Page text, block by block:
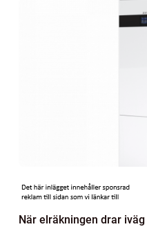
När elräkningen drar